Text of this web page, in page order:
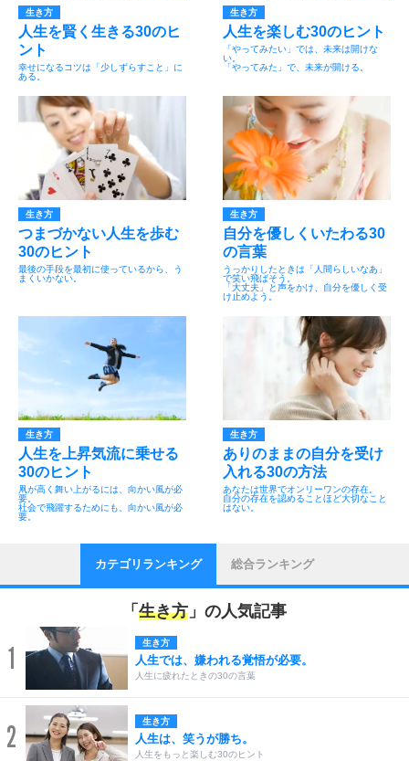
生き方
人生を賢く生きる30のヒ
ント
幸せになるコツは「少しずらすこと」に
ある。
生き方
人生を楽しむ30のヒント
「やってみたい」では、未来は開けな
い。
「やってみた」で、未来が開ける。
生き方
つまづかない人生を歩む
30のヒント
最後の手段を最初に使っているから、う
まくいかない。
生き方
自分を優しくいたわる30
の言葉
うっかりしたときは「人間らしいなあ」
で笑い飛ばそう。
「大丈夫」と声をかけ、自分を優しく受
け止めよう。
生き方
人生を上昇気流に乗せる
30のヒント
凧が高く舞い上がるには、向かい風が必
要。
社会で飛躍するためにも、向かい風が必
要。
生き方
ありのままの自分を受け
入れる30の方法
あなたは世界でオンリーワンの存在。
自分の存在を認めることほど大切なこと
はない。
カテゴリランキング 総合ランキング
「 生き方 」の人気記事
1 生き方
人生では、嫌われる覚悟が必要。
人生に疲れたときの30の言葉
2 生き方
人生は、笑うが勝ち。
人生をもっと楽しむ30のヒント